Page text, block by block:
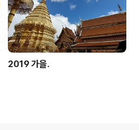
2019 가을.